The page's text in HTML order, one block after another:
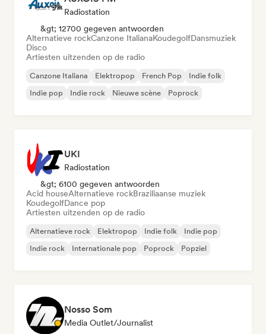
Radiostation
&gt; 12700 gegeven antwoorden
Alternatieve rockCanzone ItalianaKoudegolfDansmuziek
Disco
Artiesten uitzenden op de radio
Canzone Italiana Elektropop French Pop
Indie folk
Indie pop
Indie rock Nieuwe scène Poprock
UKI
Radiostation
&gt; 6100 gegeven antwoorden
Acid houseAlternatieve rockBraziliaanse muziek
KoudegolfDance pop
Artiesten uitzenden op de radio
Alternatieve rock Elektropop Indie folk
Indie pop
Indie rock
Internationale pop Poprock Popziel
Nosso Som
Media Outlet/Journalist